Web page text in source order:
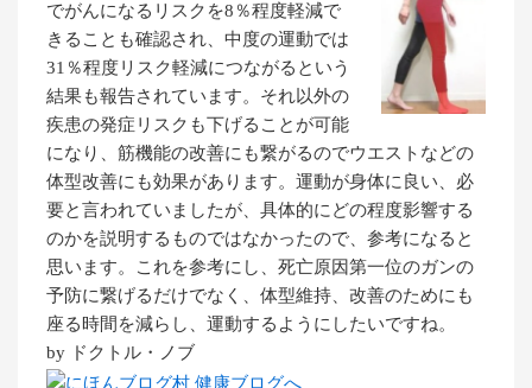
でがんになるリスクを8％程度軽減で
きることも確認され、中度の運動では
31％程度リスク軽減につながるという
結果も報告されています。それ以外の
疾患の発症リスクも下げることが可能
になり、筋機能の改善にも繋がるのでウエストなどの
体型改善にも効果があります。運動が身体に良い、必
要と言われていましたが、具体的にどの程度影響する
のかを説明するものではなかったので、参考になると
思います。これを参考にし、死亡原因第一位のガンの
予防に繋げるだけでなく、体型維持、改善のためにも
座る時間を減らし、運動するようにしたいですね。
by ドクトル・ノブ